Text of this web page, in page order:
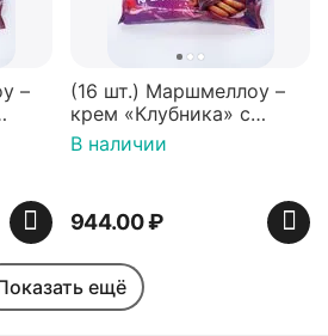
–
(16 шт.) Маршмеллоу –
крем «Клубника» с
палочками (ТМ
«Зефирный Лео»)
В наличии
944.00₽
ещё